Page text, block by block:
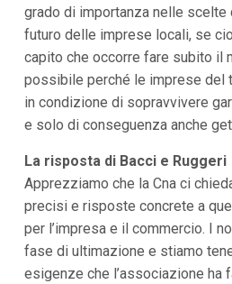
grado di importanza nelle scelte
futuro delle imprese locali, se
capito che occorre fare subito il
possibile perché le imprese del
in condizione di sopravvivere
e solo di conseguenza anche
La risposta di Bacci e Ruggeri
Apprezziamo che la Cna ci
precisi e risposte concrete a
per l’impresa e il commercio. I
fase di ultimazione e stiamo
esigenze che l’associazione ha